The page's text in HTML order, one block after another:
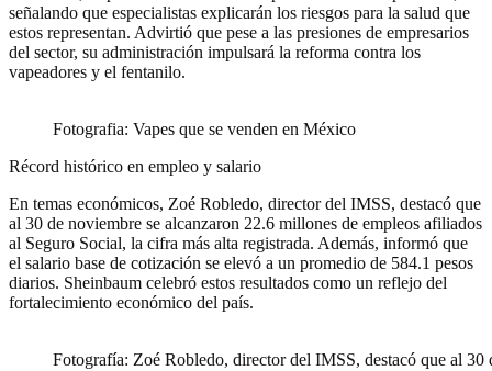
señalando que especialistas explicarán los riesgos para la salud que
estos representan. Advirtió que pese a las presiones de empresarios
del sector, su administración impulsará la reforma contra los
vapeadores y el fentanilo.
Fotografia: Vapes que se venden en México
Récord histórico en empleo y salario
En temas económicos, Zoé Robledo, director del IMSS, destacó que
al 30 de noviembre se alcanzaron 22.6 millones de empleos afiliados
al Seguro Social, la cifra más alta registrada. Además, informó que
el salario base de cotización se elevó a un promedio de 584.1 pesos
diarios. Sheinbaum celebró estos resultados como un reflejo del
fortalecimiento económico del país.
Fotografía: Zoé Robledo, director del IMSS, destacó que al